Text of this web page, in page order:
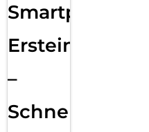
Smartphone
Ersteinrichtung
–
Schnelle